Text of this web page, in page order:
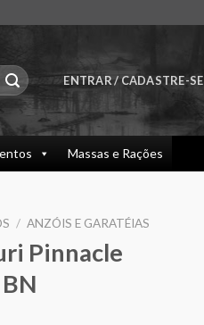
ENTRAR / CADASTRE-SE
Massas e Rações
/ ANZÓIS E GARATÉIAS
Pinnacle